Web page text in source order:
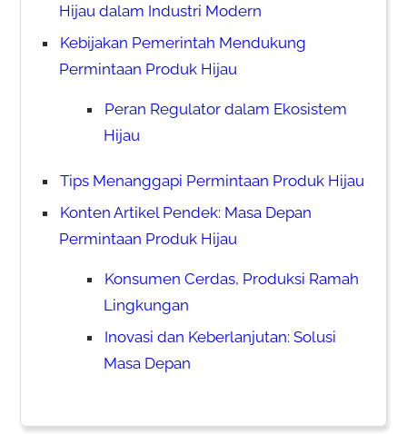
Hijau dalam Industri Modern
Kebijakan Pemerintah Mendukung
Permintaan Produk Hijau
Peran Regulator dalam Ekosistem
Hijau
Tips Menanggapi Permintaan Produk Hijau
Konten Artikel Pendek: Masa Depan
Permintaan Produk Hijau
Konsumen Cerdas, Produksi Ramah
Lingkungan
Inovasi dan Keberlanjutan: Solusi
Masa Depan